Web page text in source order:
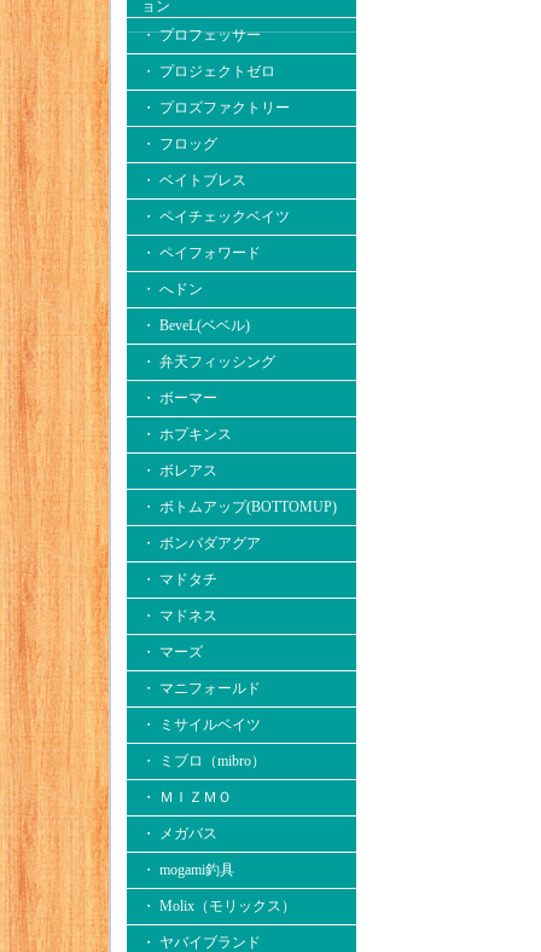
ョン
・ プロフェッサー
・ プロジェクトゼロ
・ プロズファクトリー
・ フロッグ
・ ベイトブレス
・ ペイチェックベイツ
・ ペイフォワード
・ へドン
・ BeveL(ベベル)
・ 弁天フィッシング
・ ボーマー
・ ホプキンス
・ ボレアス
・ ボトムアップ(BOTTOMUP)
・ ボンバダアグア
・ マドタチ
・ マドネス
・ マーズ
・ マニフォールド
・ ミサイルベイツ
・ ミブロ（mibro）
・ ＭＩＺＭＯ
・ メガバス
・ mogami釣具
・ Molix（モリックス）
・ ヤバイブランド